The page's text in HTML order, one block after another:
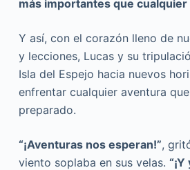
más importantes que cualquier
Y así, con el corazón lleno de
y lecciones, Lucas y su
Isla del Espejo hacia nuevos
enfrentar cualquier aventura
preparado.
“¡Aventuras nos esperan!”,
viento soplaba en sus velas.